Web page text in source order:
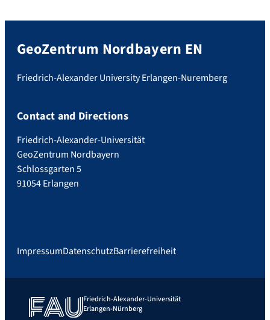
GeoZentrum Nordbayern EN
Friedrich-Alexander University Erlangen-Nuremberg
Contact and Directions
Friedrich-Alexander-Universität
GeoZentrum Nordbayern
Schlossgarten 5
91054 Erlangen
ImpressumDatenschutzBarrierefreiheit
Friedrich-Alexander-Universität
Erlangen-Nürnberg